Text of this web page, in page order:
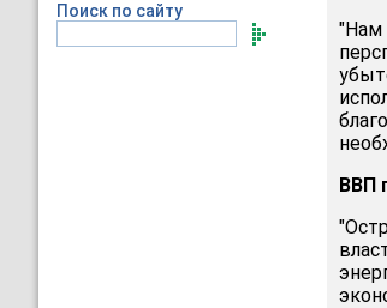
Поиск по сайту
"Нам
ВВП